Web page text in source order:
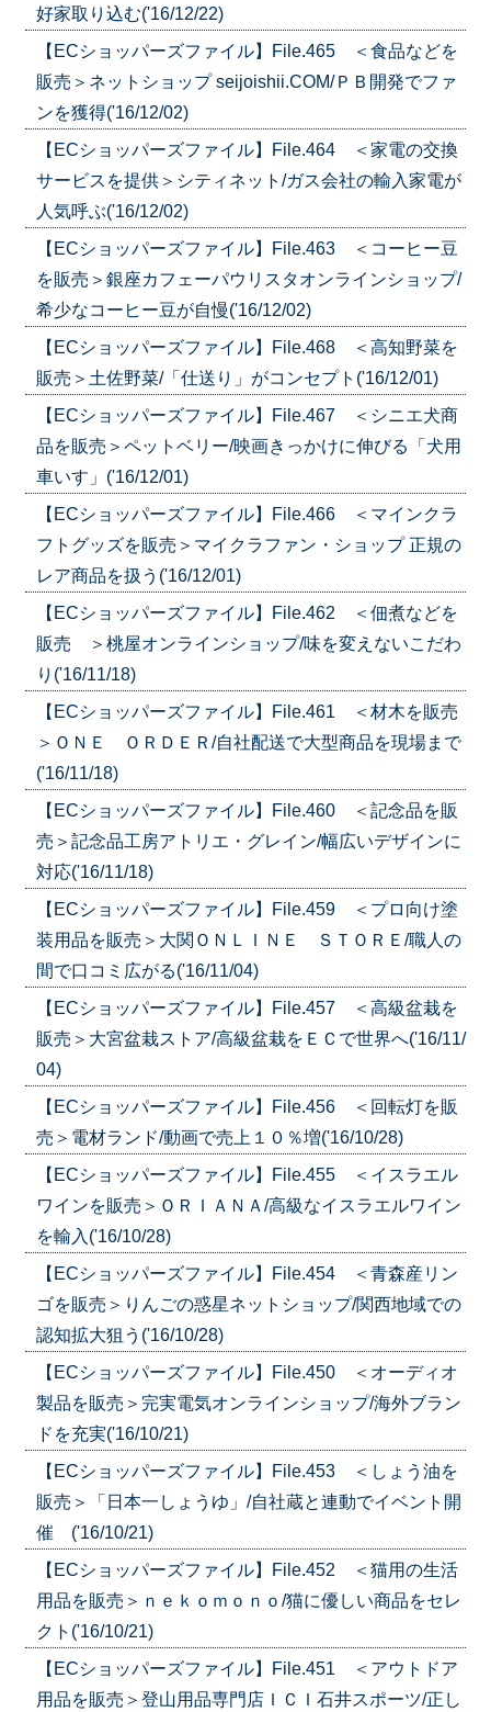
好家取り込む('16/12/22)
【ECショッパーズファイル】File.465 ＜食品などを
販売＞ネットショップ seijoishii.COM/ＰＢ開発でファ
ンを獲得('16/12/02)
【ECショッパーズファイル】File.464 ＜家電の交換
サービスを提供＞シティネット/ガス会社の輸入家電が
人気呼ぶ('16/12/02)
【ECショッパーズファイル】File.463 ＜コーヒー豆
を販売＞銀座カフェーパウリスタオンラインショップ/
希少なコーヒー豆が自慢('16/12/02)
【ECショッパーズファイル】File.468 ＜高知野菜を
販売＞土佐野菜/「仕送り」がコンセプト('16/12/01)
【ECショッパーズファイル】File.467 ＜シニエ犬商
品を販売＞ペットベリー/映画きっかけに伸びる「犬用
車いす」('16/12/01)
【ECショッパーズファイル】File.466 ＜マインクラ
フトグッズを販売＞マイクラファン・ショップ 正規の
レア商品を扱う('16/12/01)
【ECショッパーズファイル】File.462 ＜佃煮などを
販売 ＞桃屋オンラインショップ/味を変えないこだわ
り('16/11/18)
【ECショッパーズファイル】File.461 ＜材木を販売
＞ＯＮＥ ＯＲＤＥＲ/自社配送で大型商品を現場まで
('16/11/18)
【ECショッパーズファイル】File.460 ＜記念品を販
売＞記念品工房アトリエ・グレイン/幅広いデザインに
対応('16/11/18)
【ECショッパーズファイル】File.459 ＜プロ向け塗
装用品を販売＞大関ＯＮＬＩＮＥ ＳＴＯＲＥ/職人の
間で口コミ広がる('16/11/04)
【ECショッパーズファイル】File.457 ＜高級盆栽を
販売＞大宮盆栽ストア/高級盆栽をＥＣで世界へ('16/11/
04)
【ECショッパーズファイル】File.456 ＜回転灯を販
売＞電材ランド/動画で売上１０％増('16/10/28)
【ECショッパーズファイル】File.455 ＜イスラエル
ワインを販売＞ＯＲＩＡＮＡ/高級なイスラエルワイン
を輸入('16/10/28)
【ECショッパーズファイル】File.454 ＜青森産リン
ゴを販売＞りんごの惑星ネットショップ/関西地域での
認知拡大狙う('16/10/28)
【ECショッパーズファイル】File.450 ＜オーディオ
製品を販売＞完実電気オンラインショップ/海外ブラン
ドを充実('16/10/21)
【ECショッパーズファイル】File.453 ＜しょう油を
販売＞「日本一しょうゆ」/自社蔵と連動でイベント開
催 ('16/10/21)
【ECショッパーズファイル】File.452 ＜猫用の生活
用品を販売＞ｎｅｋｏｍｏｎｏ/猫に優しい商品をセレ
クト('16/10/21)
【ECショッパーズファイル】File.451 ＜アウトドア
用品を販売＞登山用品専門店ＩＣＩ石井スポーツ/正し